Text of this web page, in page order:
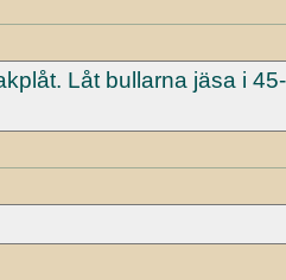
Låt bullarna jäsa i